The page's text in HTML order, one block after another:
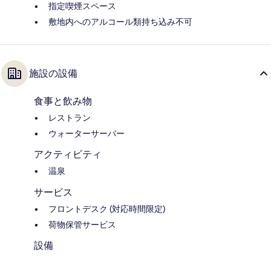
指定喫煙スペース
敷地内へのアルコール類持ち込み不可
施設の設備
食事と飲み物
レストラン
ウォーターサーバー
アクティビティ
温泉
サービス
フロントデスク (対応時間限定)
荷物保管サービス
設備